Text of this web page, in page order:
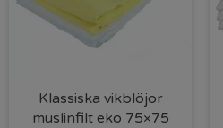
Klassiska vikblöjor
muslinfilt eko 75×75